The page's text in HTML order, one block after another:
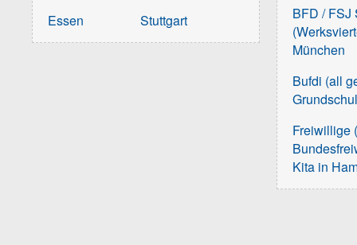
Essen
Stuttgart
BFD / FSJ
München
Bufdi (all
Freiwillige
Kita in